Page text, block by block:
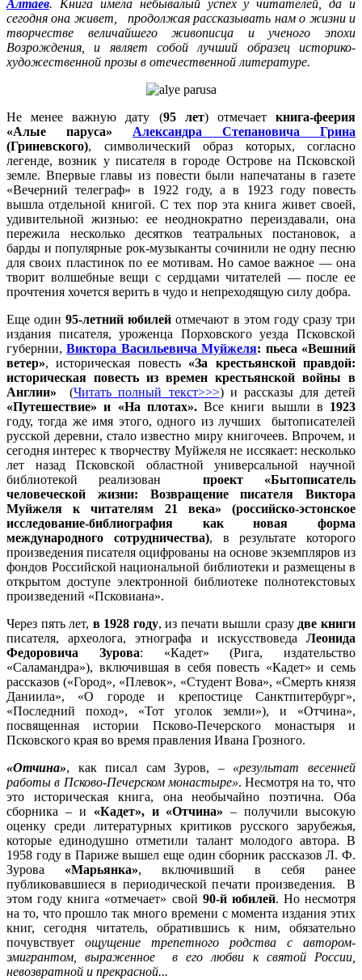
Алтаев. Книга имела небывалый успех у читателей, да и
сегодня она живет, продолжая рассказывать нам о жизни и
творчестве величайшего живописца и ученого эпохи
Возрождения, и являет собой лучший образец историко-
художественной прозы в отечественной литературе.
Не менее важную дату (95 лет) отмечаеткнига-феерия
«Алые паруса» Александра Степановича Грина
(Гриневского), символический образ которых, согласно
легенде, возник у писателя в городе Острове на Псковской
земле. Впервые главы из повести были напечатаны в газете
«Вечерний телеграф» в 1922 году, а в 1923 году повесть
вышла отдельной книгой. С тех пор эта книга живет своей,
удивительной жизнью: ее неоднократно переиздавали, она
пережила несколько десятков театральных постановок, а
барды и популярные рок-музыканты сочинили не одну песню
для своих пластинок по ее мотивам. Но самое важное — она
творит волшебные вещи с сердцами читателей — после ее
прочтения хочется верить в чудо и непреходящую силу добра.
Еще один95-летний юбилей отмечают в этом году сразу три
издания писателя, уроженца Порховского уезда Псковской
губернии,Виктора Васильевича Муйжеля: пьеса «Вешний
ветер», историческая повесть «За крестьянской правдой:
историческая повесть из времен крестьянской войны в
Англии» (Читать полный текст>>>) и рассказы для детей
«Путешествие» и «На плотах».Все книги вышли в 1923
году, тогда же имя этого, одного из лучших бытописателей
русской деревни, стало известно миру книгочеев. Впрочем, и
сегодня интерес к творчеству Муйжеля не иссякает: несколько
лет назад Псковской областной универсальной научной
библиотекой реализован
проект «Бытописатель
человеческой жизни: Возвращение писателя Виктора
Муйжеля к читателям 21 века» (российско-эстонское
исследование-библиография как новая форма
международного сотрудничества), в результате которого
произведения писателя оцифрованы на основе экземпляров из
фондов Российской национальной библиотеки и размещены в
открытом доступе электронной библиотеке полнотекстовых
произведений «Псковиана».
Через пять лет, в 1928 году, из печати вышли сразу две книги
писателя, археолога, этнографа и искусствоведа Леонида
Федоровича Зурова: «Кадет» (Рига, издательство
«Саламандра»), включившая в себя повесть «Кадет» и семь
рассказов («Город», «Плевок», «Студент Вова», «Смерть князя
Даниила», «О городе и крепостице Санктпитербург»,
«Последний поход», «Тот уголок земли»), и «Отчина»,
посвященная истории Псково-Печерского монастыря и
Псковского края во время правления Ивана Грозного.
«Отчина», как писал сам Зуров, – «результат весенней
работы в Псково-Печерском монастыре». Несмотря на то, что
это историческая книга, она необычайно поэтична. Оба
сборника – и «Кадет», и «Отчина» – получили высокую
оценку среди литературных критиков русского зарубежья,
которые единодушно отметили талант молодого автора. В
1958 году в Париже вышел еще один сборник рассказов Л. Ф.
Зурова «Марьянка», включивший в себя ранее
публиковавшиеся в периодической печати произведения. В
этом году книга «отмечает» свой 90-й юбилей. Но несмотря
на то, что прошло так много времени с момента издания этих
книг, сегодня читатель, обратившись к ним, обязательно
почувствует ощущение трепетного родства с автором-
эмигрантом, выраженное в его любви к святой России,
невозвратной и прекрасной...